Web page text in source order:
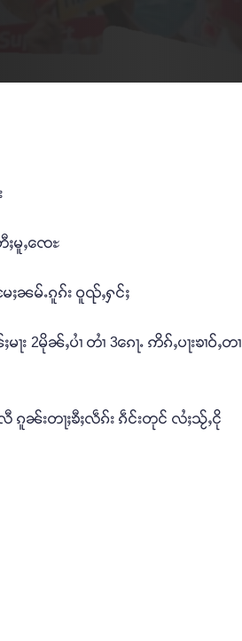
ႈမူႇၸေႊ
ၼမ်ႉၵူၵ်း ဝူၺ်ႇႁင်ႈ
မိုၼ်ႇပၢႆ တၢႆ 3ၵေႃႉ ဢိၵ်ႇပႃးၶၢဝ်ႇတၢ
ၵူၼ်းတႃႈၶီႈလဵၵ်း ၵဵင်းတုင် လႆႈသႂ်ႇငို